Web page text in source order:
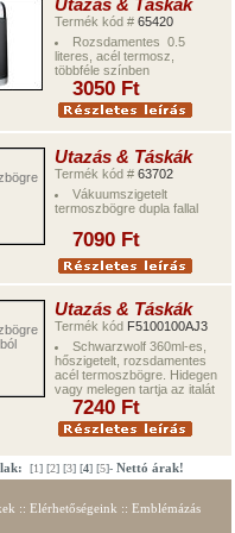
Utazás & Táskák
Termék kód # 65420
Rozsdamentes 0.5
literes, acél termosz,
többféle színben
3050 Ft
Utazás & Táskák
Termék kód # 63702
Vákuumszigetelt
termoszbögre dupla fallal
7090 Ft
Utazás & Táskák
Termék kód F5100100AJ3
Schwarzwolf 360ml-es,
hőszigetelt, rozsdamentes
acél termoszbögre. Hidegen
vagymelegen tartja az italát
7240 Ft
[1] [2] [3] [4] [5]- Nettó árak!
:: Elérhetőségeink :: Emblémázás